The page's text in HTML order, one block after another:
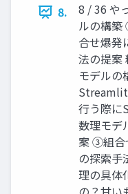
8.
8 / 36 や
ルの構
合せ爆発
法の提案
モデルの
Streamlit
行う際
数理モデ
案 ③組合
の探索手
理の具体